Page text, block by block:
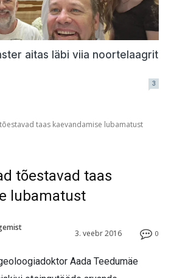
aitas läbi viia noortelaagrit
3